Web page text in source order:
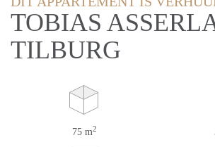
TOBIAS
TILBURG
75 m2